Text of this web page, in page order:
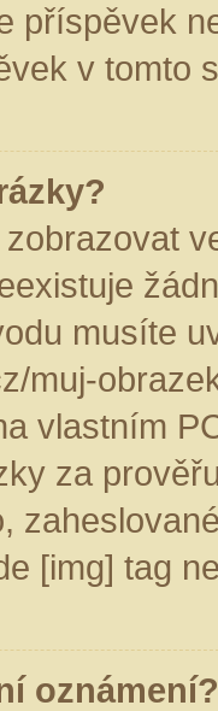
příspěvek
v tomto
musíte
muj-
vlastním
za
[img] tag
oznámení?